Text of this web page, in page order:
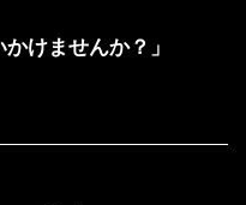
けませんか？」